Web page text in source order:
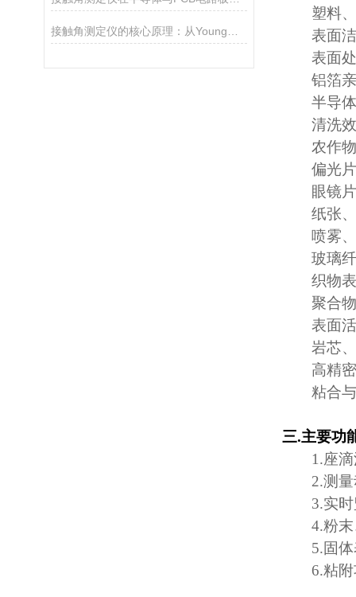
塑料
表面
表面
铝箔
半导
清洗
农作
偏光
眼镜
纸张
喷雾
玻璃
织物
聚合
表面
岩芯
高精
粘合
三.主要功
1.座
2.测
3.实
4.粉
5.固
6.粘